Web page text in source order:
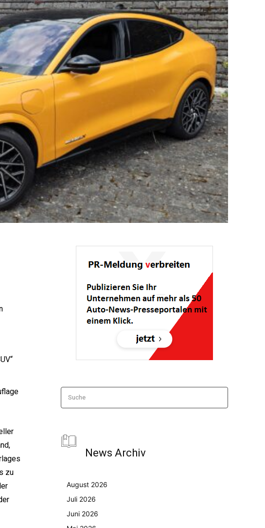
zu
Suche
News Archiv
August 2026
Juli 2026
Juni 2026